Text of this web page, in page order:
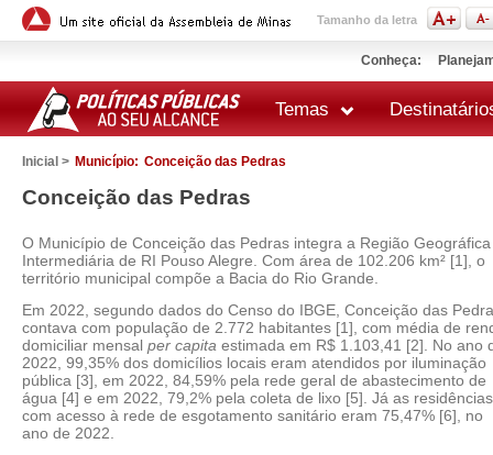
Tamanho da letra
Conheça:
Temas
Inicial > Município: Conceição das Pedras
Conceição das Pedras
O Município de Conceição das Pedras integra a Região Geográfica
Intermediária de RI Pouso Alegre. Com área de 102.206 km² [1], o
território municipal compõe a Bacia do Rio Grande.
Em 2022, segundo dados do Censo do IBGE, Conceição das
contava com população de 2.772 habitantes [1], com média de
domiciliar mensal per capita estimada em R$ 1.103,41 [2]. No ano
2022, 99,35% dos domicílios locais eram atendidos por iluminação
pública [3], em 2022, 84,59% pela rede geral de abastecimento de
água [4] e em 2022, 79,2% pela coleta de lixo [5]. Já as residências
com acesso à rede de esgotamento sanitário eram 75,47% [6], no
ano de 2022.